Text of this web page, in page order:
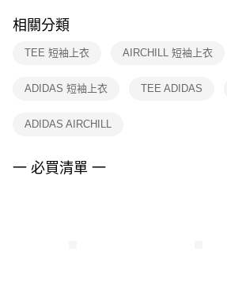
※ 交易是否成功請以「AFTEE先享後付 」之結帳
是否繳費成功／繳費後需取消欲退款等相關疑問
客戶支援中心」https://
１．透過由恩沛科技股份有限公司提供之「
權轉讓予恩沛科技股份有限公司。
３．未成年的使用者請事先徵得法定代理人或監
「AFTEE先享後付」，若未經同意申辦者引起之
相關分類
TEE 短袖上衣 AIRCHILL 短袖上衣
ADIDAS 短袖上衣 TEE ADIDAS
ADIDAS AIRCHILL
一 必買清單 一